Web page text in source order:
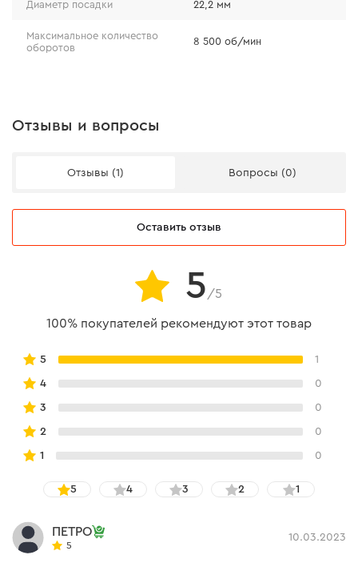
Особенности круга
I класс точности производства;
соответствие международным нормам
безопасности EN 12413;
минимальное образование заусенцев (меньшие
затраты на дополнительную обработку);
круг оборудован металлическим кольцом для
надежного закрепления на инструменте.
Диаметр посадки 22,2 мм
Максимальное количество
оборотов
8 500 об/мин
Отзывы и вопросы
Отзывы (1) Вопросы (0)
Оставить отзыв
5 /5
100% покупателей рекомендуют этот товар
5 1
4 0
3 0
2 0
1 0
5 4 3 2 1
ПЕТРО
5
10.03.2023